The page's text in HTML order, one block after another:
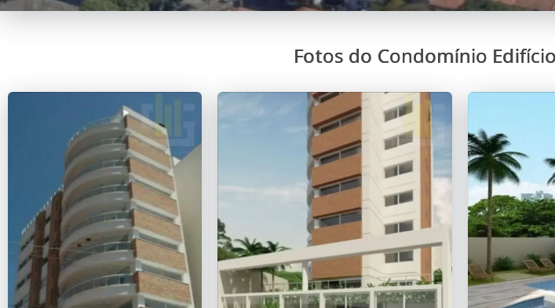
Fotos do Condomínio